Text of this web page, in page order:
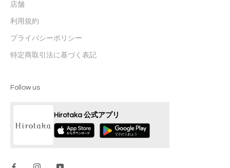
店舗
利用規約
プライバシーポリシー
特定商取引法に基づく表記
Follow us
Hirotaka 公式アプリ